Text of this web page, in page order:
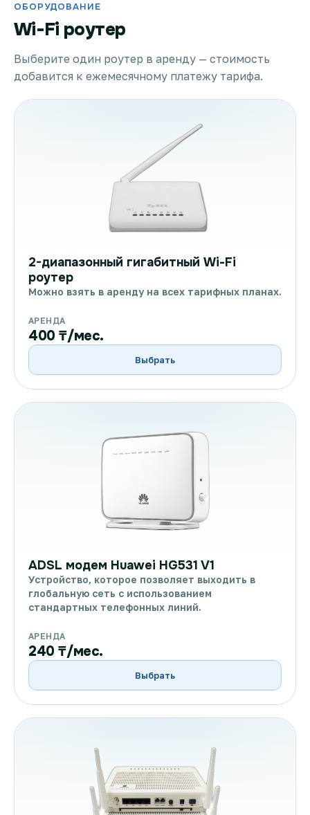
ОБОРУДОВАНИЕ
Wi-Fi роутер
Выберите один роутер в аренду — стоимость
добавится к ежемесячному платежу тарифа.
2-диапазонный гигабитный Wi-Fi
роутер
Можно взять в аренду на всех тарифных планах.
АРЕНДА
400 ₸/мес.
Выбрать
ADSL модем Huawei HG531 V1
Устройство, которое позволяет выходить в
глобальную сеть с использованием
стандартных телефонных линий.
АРЕНДА
240 ₸/мес.
Выбрать